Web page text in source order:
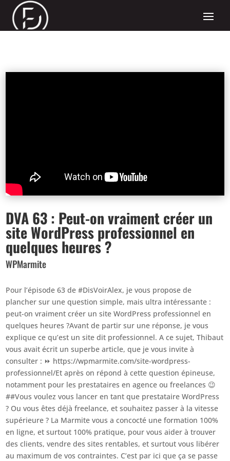
DVA 63 : Peut-on vraiment créer un
site WordPress professionnel en
quelques heures ?
WPMarmite
Pour l’épisode 63 de #DisVoirAlex, je vous propose de
plancher sur une question simple, mais ultra intéressante :
peut-on vraiment créer un site WordPress professionnel en
quelques heures ?Avant de partir sur une réponse, je vous
explique ce qu’est un site dit professionnel. A ce sujet, Thibaut
vous avait écrit un superbe article, que je vous invite à
consulter : ⏩ https://wpmarmite.com/site-wordpress-
professionnel/Et après on répond à cette question épineuse,
notamment pour les prestataires en agence ou freelances 😉
##Vous voulez vous lancer en tant que prestataire WordPress
? Ou vous êtes déjà freelance, et souhaitez passer à la vitesse
supérieure ? La Marmite vous a concocté une formation 100%
en ligne, et surtout 100% pratique, pour vous aider à trouver
des clients, vendre des sites rentables, et surtout vous libérer
au maximum de vos contraintes. C’est par ici que ça se passe